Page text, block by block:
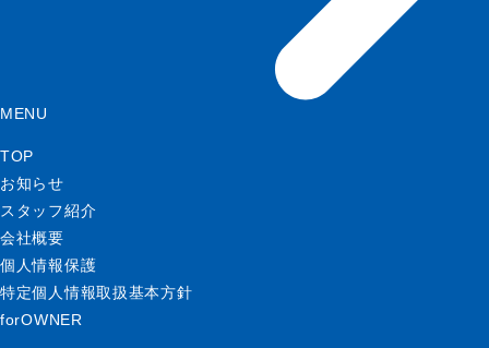
MENU
TOP
お知らせ
スタッフ紹介
会社概要
個人情報保護
特定個人情報取扱基本方針
forOWNER